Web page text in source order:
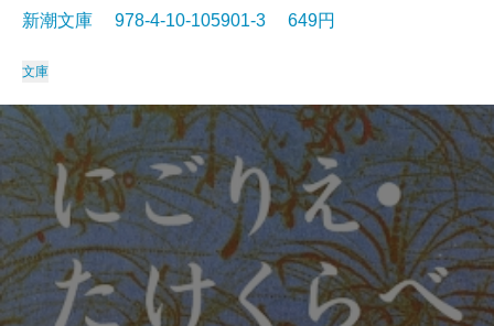
新潮文庫 978-4-10-105901-3 649円
文庫